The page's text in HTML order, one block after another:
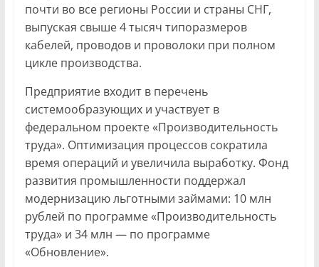
почти во все регионы России и страны СНГ,
выпуская свыше 4 тысяч типоразмеров
кабелей, проводов и проволоки при полном
цикле производства.
Предприятие входит в перечень
системообразующих и участвует в
федеральном проекте «Производительность
труда». Оптимизация процессов сократила
время операций и увеличила выработку. Фонд
развития промышленности поддержал
модернизацию льготными займами: 10 млн
рублей по программе «Производительность
труда» и 34 млн — по программе
«Обновление».